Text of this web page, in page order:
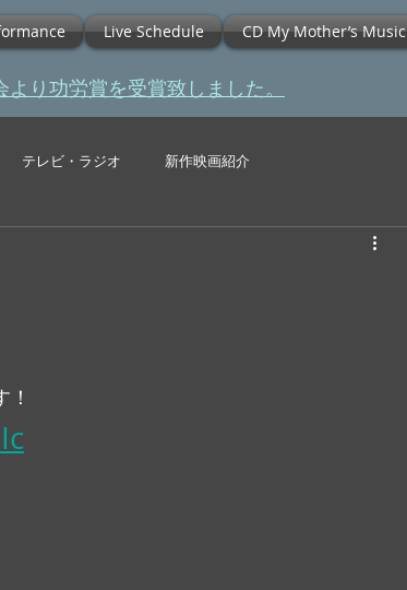
Live Schedule CD My Mother’s Music
り功労賞を受賞致しました。
テレビ・ラジオ 新作映画紹介